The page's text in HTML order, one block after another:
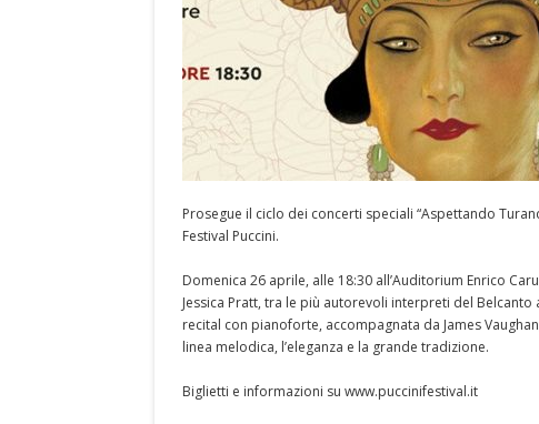
Prosegue il ciclo dei concerti speciali “Aspettando
Festival Puccini.
Domenica 26 aprile, alle 18:30 all’Auditorium Enrico
Jessica Pratt, tra le più autorevoli interpreti del
recital con pianoforte, accompagnata da James
linea melodica, l’eleganza e la grande tradizione.
Biglietti e informazioni su www.puccinifestival.it